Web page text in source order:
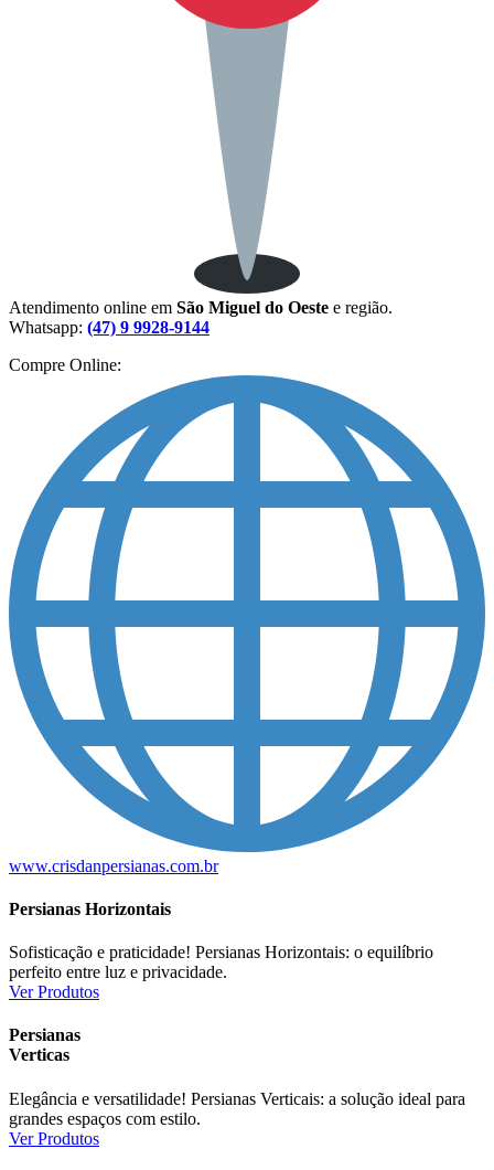
Atendimento online em São Miguel do Oeste e região.
Whatsapp: (47) 9 9928-9144
Compre Online:
www.crisdanpersianas.com.br
Persianas Horizontais
Sofisticação e praticidade! Persianas Horizontais: o equilíbrio
perfeito entre luz e privacidade.
Ver Produtos
Persianas
Verticas
Elegância e versatilidade! Persianas Verticais: a solução ideal para
grandes espaços com estilo.
Ver Produtos